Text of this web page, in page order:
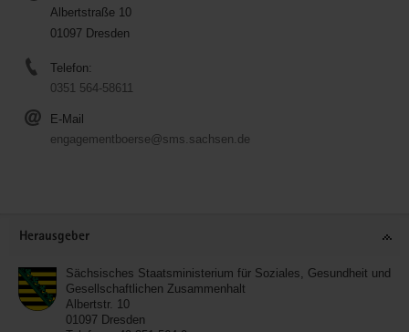
Albertstraße 10
01097 Dresden
Telefon:
0351 564-58611
E-Mail
engagementboerse@sms.sachsen.de
Herausgeber
Sächsisches Staatsministerium für Soziales, Gesundheit und
Gesellschaftlichen Zusammenhalt
Albertstr. 10
01097 Dresden